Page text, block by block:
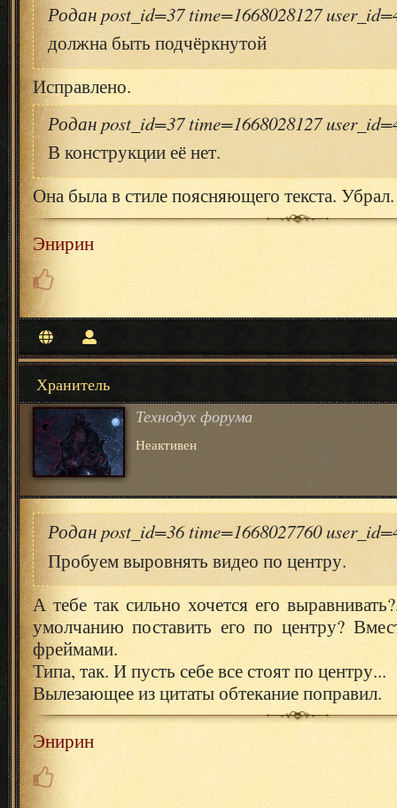
Родан post_id=37 time=1668028127
должна быть подчёркнутой
Исправлено.
Родан post_id=37 time=1668028127
В конструкции её нет.
Она была в стиле поясняющего текста. Убрал.
Энирин
Хранитель
Технодух форума
Неактивен
Родан post_id=36 time=1668027760
Пробуем выровнять видео по центру.
А тебе так сильно хочется его
умолчанию поставить его по центру?
фреймами.
Типа, так. И пусть себе все стоят по центру...
Вылезающее из цитаты обтекание поправил.
Энирин